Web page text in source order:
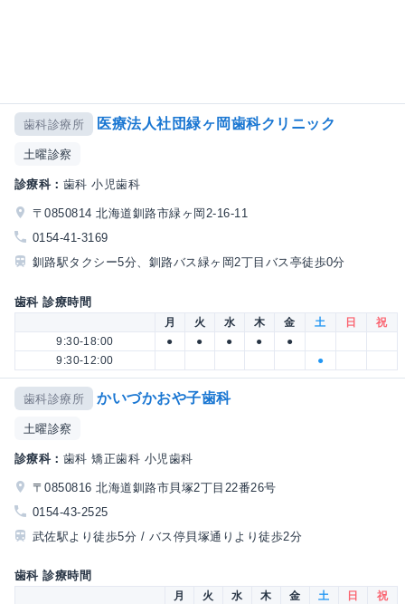
歯科診療所 医療法人社団緑ヶ岡歯科クリニック
土曜診察
診療科： 歯科 小児歯科
〒0850814 北海道釧路市緑ヶ岡2-16-11
0154-41-3169
釧路駅タクシー5分、釧路バス緑ヶ岡2丁目バス亭徒歩0分
歯科 診療時間
月 火 水 木 金 土 日
祝
9:30-18:00
● ● ● ●
●
9:30-12:00
●
歯科診療所 かいづかおや子歯科
土曜診察
診療科： 歯科 矯正歯科 小児歯科
〒0850816 北海道釧路市貝塚2丁目22番26号
0154-43-2525
武佐駅より徒歩5分 / バス停貝塚通りより徒歩2分
歯科 診療時間
月 火 水 木 金 土 日
祝